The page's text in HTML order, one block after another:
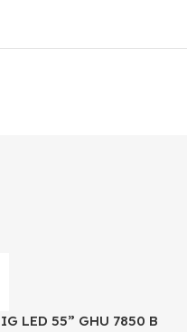
LED 55” GHU 7850 B